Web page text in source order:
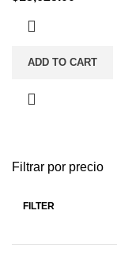
Filtrar por precio
FILTER
ADD TO CART